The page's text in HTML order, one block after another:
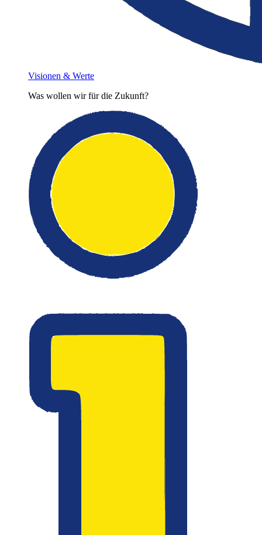
Visionen & Werte
Was wollen wir für die Zukunft?